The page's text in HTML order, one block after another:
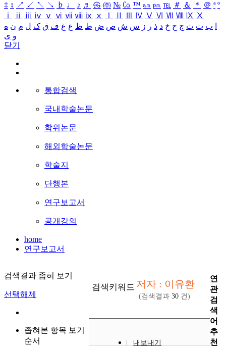
‡ ↕ ↗ ↙ ↖ ↘ ♭ ♩ ♪ ♬ ㉿ ㈜ № ㏇ ™ ㏂ ㏘ ℡ ＃ ＆ ＊ ＠ ª º
ⅰ
ⅱ ⅲ ⅳ ⅴ ⅵ ⅶ ⅷ ⅸ ⅹ Ⅳ Ⅴ Ⅵ Ⅶ Ⅷ Ⅸ Ⅹ
ب ت ث ج ح خ د ذ ر ز س ش ص ض ط ظ ع غ ف ق ک ل م ن ه
و ی
닫기
통합검색
국내학술논문
학위논문
해외학술논문
학술지
단행본
연구보고서
공개강의
home
연구보고서
검색결과 좁혀 보기
선택해제
좁혀본 항목 보기
순서
검색키워드 저자 : 이유환
(검색결과 30 건)
내보내기
연
관
검
색
어
추
천